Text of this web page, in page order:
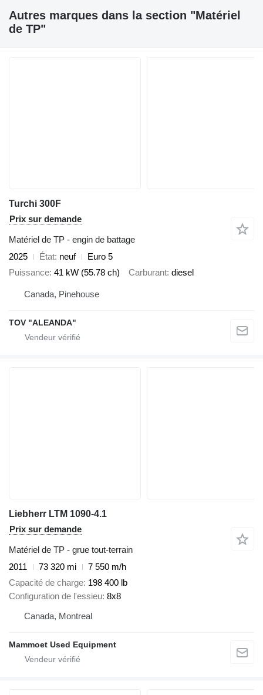
Autres marques dans la section "Matériel
de TP"
Turchi 300F
Prix sur demande
Matériel de TP - engin de battage
2025
État neuf
Euro 5
Puissance 41 kW (55.78 ch) Carburant diesel
Canada, Pinehouse
TOV "ALEANDA"
Liebherr LTM 1090-4.1
Prix sur demande
Matériel de TP - grue tout-terrain
2011
73 320 mi
7 550 m/h
Capacité de charge 198 400 lb
Configuration de l'essieu 8x8
Canada, Montreal
Mammoet Used Equipment